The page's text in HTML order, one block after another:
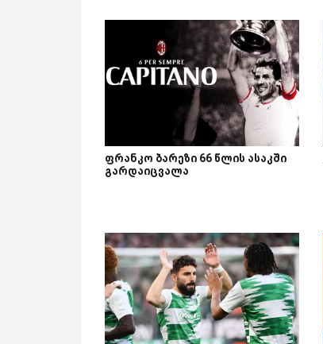
ფრანკო ბარეზი 66 წლის ასაკში
გარდაიცვალა